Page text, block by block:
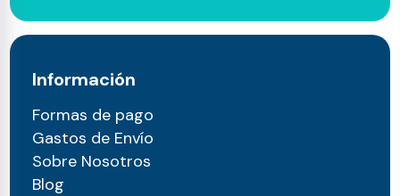
Información
Formas de pago
Gastos de Envío
Sobre Nosotros
Blog